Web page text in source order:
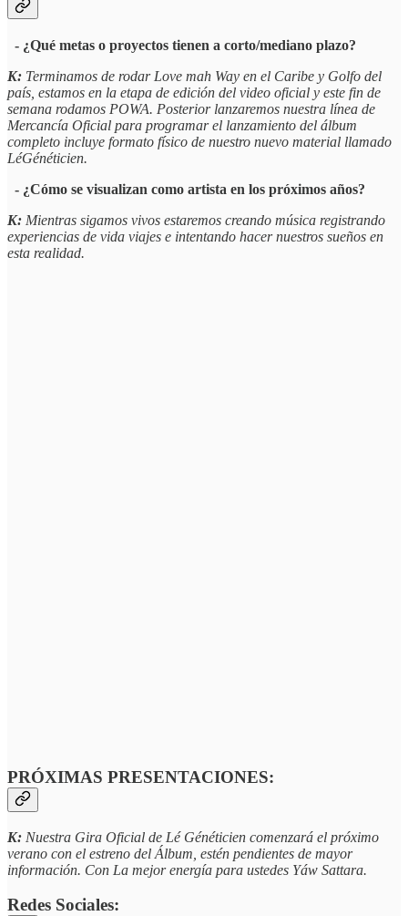
- ¿Qué metas o proyectos tienen a corto/mediano plazo?
K: Terminamos de rodar Love mah Way en el Caribe y Golfo del
país, estamos en la etapa de edición del video oficial y este fin de
semana rodamos POWA. Posterior lanzaremos nuestra línea de
Mercancía Oficial para programar el lanzamiento del álbum
completo incluye formato físico de nuestro nuevo material llamado
LéGénéticien.
- ¿Cómo se visualizan como artista en los próximos años?
K: Mientras sigamos vivos estaremos creando música registrando
experiencias de vida viajes e intentando hacer nuestros sueños en
esta realidad.
PRÓXIMAS PRESENTACIONES:
K: Nuestra Gira Oficial de Lé Généticien comenzará el próximo
verano con el estreno del Álbum, estén pendientes de mayor
información. Con La mejor energía para ustedes Yáw Sattara.
Redes Sociales: